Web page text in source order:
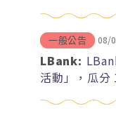
一般公告 08/
LBank:
活動」，瓜